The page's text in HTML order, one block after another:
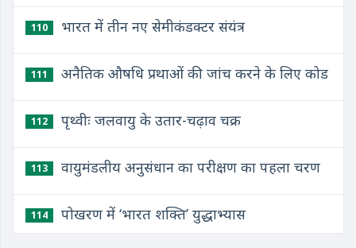
110 भारत में तीन नए सेमीकंडक्टर संयंत्र
111 अनैतिक औषधि प्रथाओं की जांच करने के लिए कोड
112 पृथ्वीः जलवायु के उतार-चढ़ाव चक्र
113 वायुमंडलीय अनुसंधान का परीक्षण का पहला चरण
114 पोखरण में ‘भारत शक्ति’ युद्धाभ्यास